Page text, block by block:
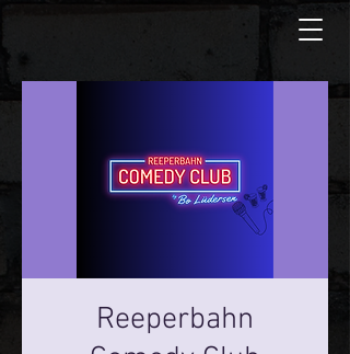
Reeperbahn